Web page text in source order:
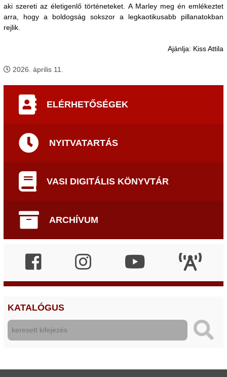
aki szereti az életigenlő történeteket. A Marley meg én emlékeztet
arra, hogy a boldogság sokszor a legkaotikusabb pillanatokban
rejlik.
Ajánlja: Kiss Attila
2026. április 11.
ELÉRHETŐSÉGEK
NYITVATARTÁS
VASI DIGITÁLIS KÖNYVTÁR
ARCHÍVUM
KATALÓGUS